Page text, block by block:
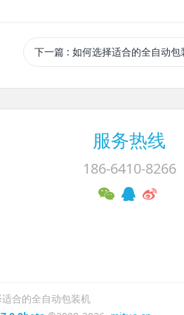
下一篇 : 如何选择适合的全自动包
服务热线
186-6410-8266
合的全自动包装机